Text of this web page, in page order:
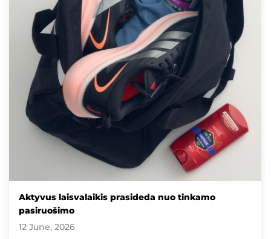
Aktyvus laisvalaikis prasideda nuo tinkamo
pasiruošimo
12 June, 2026